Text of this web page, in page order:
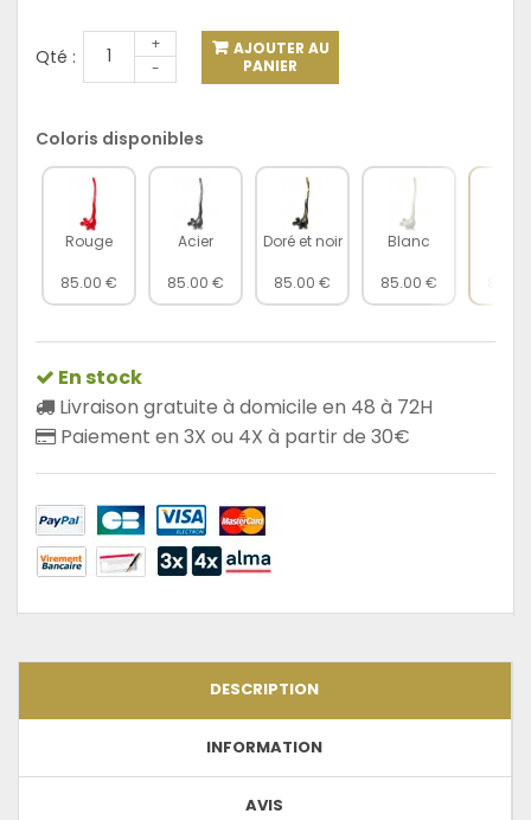
Qté :
+
-
AJOUTER AU
PANIER
Coloris disponibles
Rouge
85.00 €
Acier
85.00 €
Doré et noir
85.00 €
Blanc
85.00 €
En stock
Livraison gratuite à domicile en 48 à 72H
Paiement en 3X ou 4X à partir de 30€
DESCRIPTION
INFORMATION
AVIS